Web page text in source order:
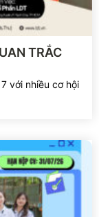
TRẮC
với nhiều cơ hội